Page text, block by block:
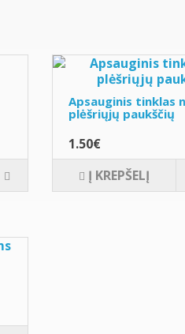
Apsauginis tinklas
plėšriųjų paukščių
1.50€
Į KREPŠELĮ